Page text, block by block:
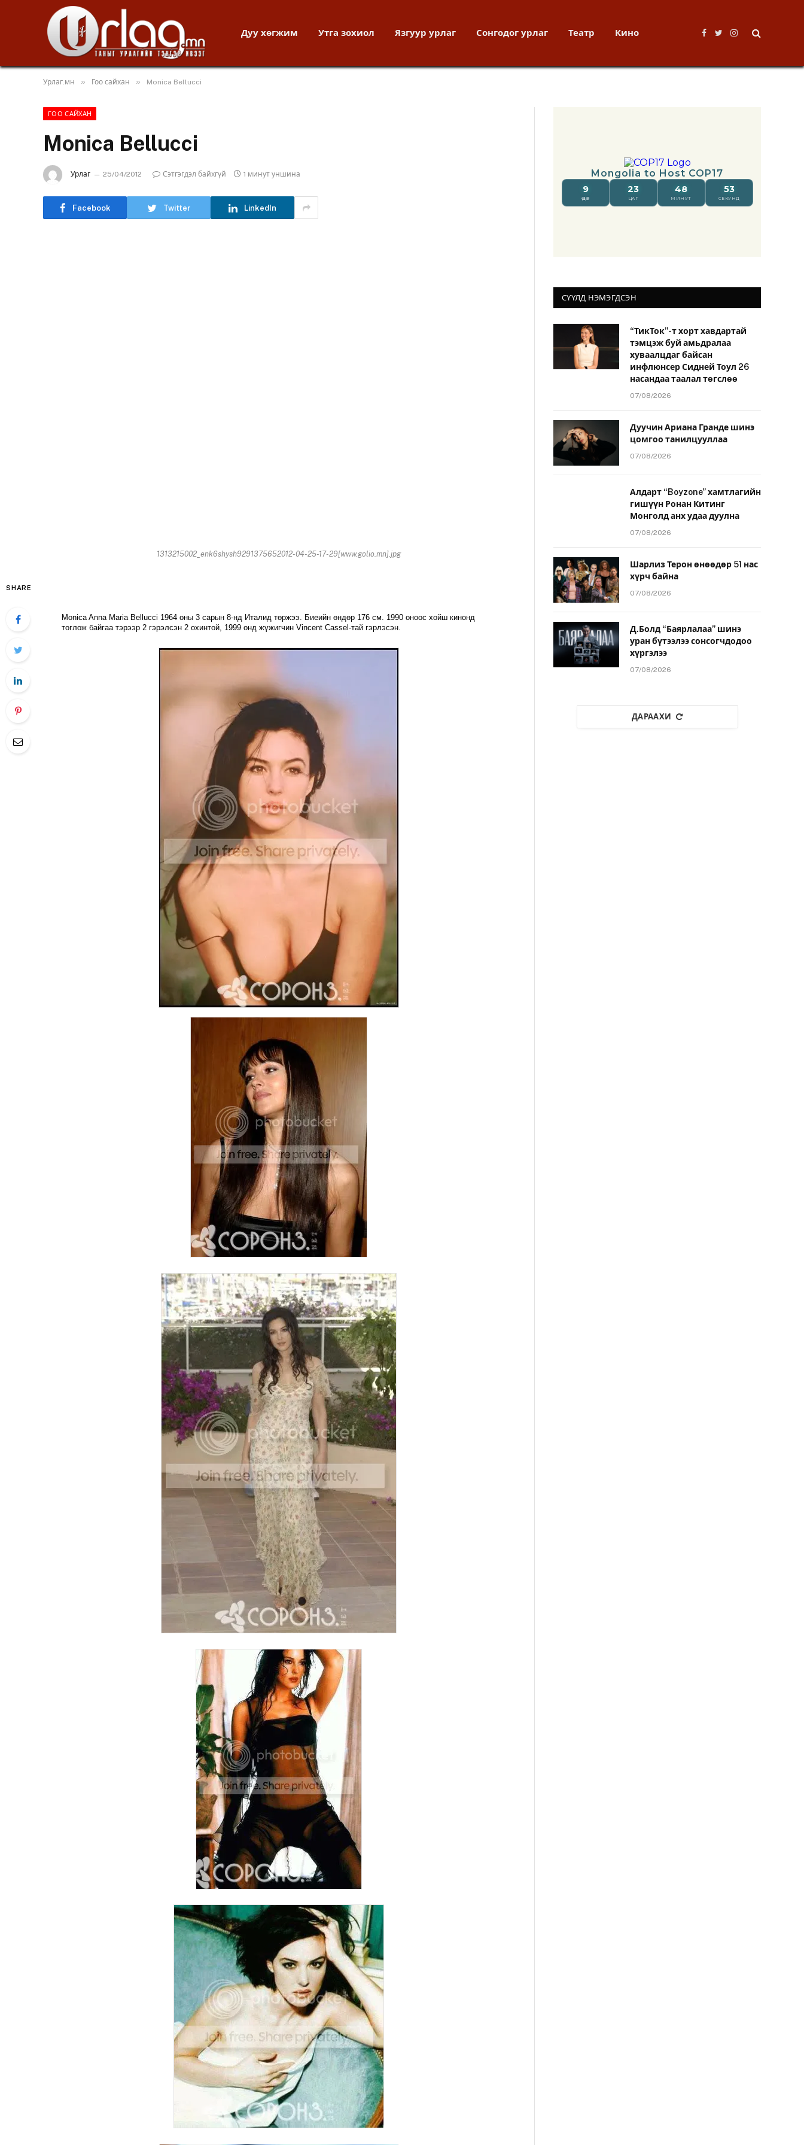
Дуу хөгжим Утга зохиол Язгуур урлаг Сонгодог урлаг Театр Кино
Facebook
TwitterInstagram
Урлаг.мн » Гоо сайхан » Monica Bellucci
ГОО САЙХАН
Monica Bellucci
Урлаг 25/04/2012 Сэтгэгдэл байхгүй 1 минут уншина
Facebook Twitter LinkedIn
1313215002_enk6shysh9291375652012-04-25-17-29[www.golio.mn].jpg
SHARE
Monica Anna Maria Bellucci 1964 оны 3 сарын 8-нд Италид төржээ. Биеийн өндөр 176 см. 1990 оноос хойш кинонд
тоглож байгаа тэрээр 2 гэрэлсэн 2 охинтой, 1999 онд жүжигчин Vincent Cassel-тай гэрлэсэн.
СҮҮЛД НЭМЭГДСЭН
“ТикТок”-т хорт хавдартай
тэмцэж буй амьдралаа
хуваалцдаг байсан
инфлюнсер Сидней Тоул 26
насандаа таалал төгслөө
07/08/2026
Дуучин Ариана Гранде шинэ
цомгоо танилцууллаа
07/08/2026
Алдарт “Boyzone” хамтлагийн
гишүүн Ронан Китинг
Монголд анх удаа дуулна
07/08/2026
Шарлиз Терон өнөөдөр 51 нас
хүрч байна
07/08/2026
Д.Болд “Баярлалаа” шинэ
уран бүтээлээ сонсогчдодоо
хүргэлээ
07/08/2026
ДАРААХИ